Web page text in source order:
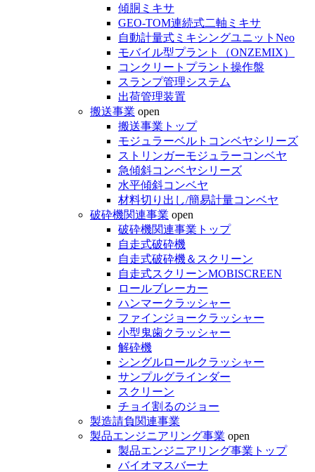
傾胴ミキサ
GEO-TOM連続式二軸ミキサ
自動計量式ミキシングユニットNeo
モバイル型プラント（ONZEMIX）
コンクリートプラント操作盤
スランプ管理システム
出荷管理装置
搬送事業 open
搬送事業トップ
モジュラーベルトコンベヤシリーズ
ストリンガーモジュラーコンベヤ
急傾斜コンベヤシリーズ
水平傾斜コンベヤ
材料切り出し/簡易計量コンベヤ
破砕機関連事業 open
破砕機関連事業トップ
自走式破砕機
自走式破砕機＆スクリーン
自走式スクリーンMOBISCREEN
ロールブレーカー
ハンマークラッシャー
ファインジョークラッシャー
小型鬼歯クラッシャー
解砕機
シングルロールクラッシャー
サンプルグラインダー
スクリーン
チョイ割るのジョー
製造請負関連事業
製品エンジニアリング事業 open
製品エンジニアリング事業トップ
バイオマスバーナ